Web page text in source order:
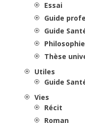
Essai
Guide
Guide
Philosophie
Thèse
Utiles
Guide
Vies
Récit
Roman